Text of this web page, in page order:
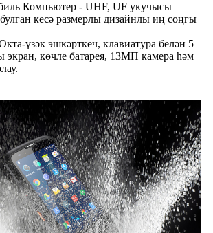
Компьютер - UHF, UF укучысы
кесә размерлы дизайнлы иң соңгы
үзәк эшкәрткеч, клавиатура белән 5
көчле батарея, 13МП камера һәм